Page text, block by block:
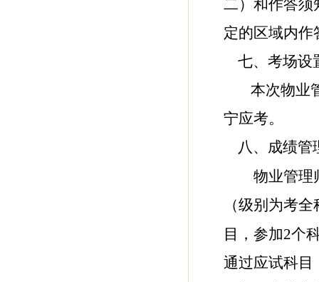
二）和作答须
定的区域内作
七、考场设
本次物业
宁应考。
八、成绩管
物业管理
（级别为考
目，参加2个
通过应试科目